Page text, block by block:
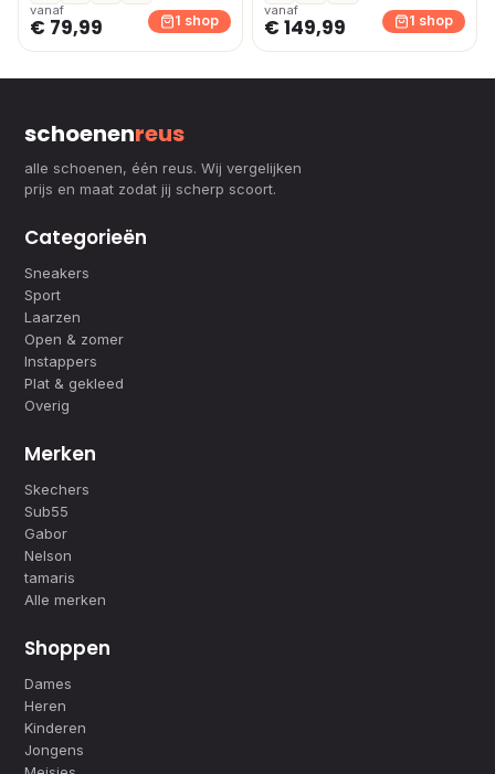
vanaf
€ 79,99 1 shop
vanaf
€ 149,99 1 shop
schoenenreus
alle schoenen, één reus. Wij vergelijken
prijs en maat zodat jij scherp scoort.
Categorieën
Sneakers
Sport
Laarzen
Open & zomer
Instappers
Plat & gekleed
Overig
Merken
Skechers
Sub55
Gabor
Nelson
tamaris
Alle merken
Shoppen
Dames
Heren
Kinderen
Jongens